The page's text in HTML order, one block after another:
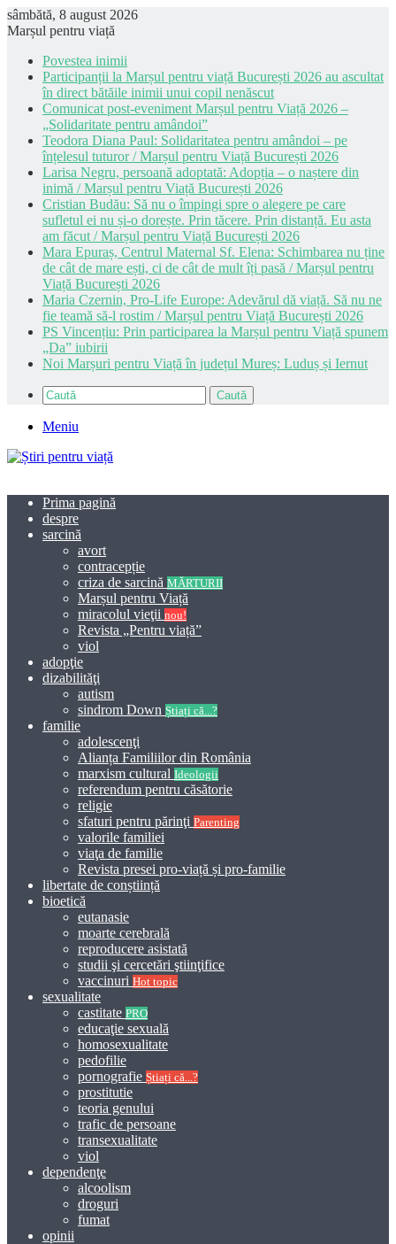
sâmbătă, 8 august 2026
Marșul pentru viață
Povestea inimii
Participanții la Marșul pentru viață București 2026 au ascultat
în direct bătăile inimii unui copil nenăscut
Comunicat post-eveniment Marșul pentru Viață 2026 –
„Solidaritate pentru amândoi”
Teodora Diana Paul: Solidaritatea pentru amândoi – pe
înțelesul tuturor / Marșul pentru Viață București 2026
Larisa Negru, persoană adoptată: Adopția – o naștere din
inimă / Marșul pentru Viață București 2026
Cristian Budău: Să nu o împingi spre o alegere pe care
sufletul ei nu și-o dorește. Prin tăcere. Prin distanță. Eu asta
am făcut / Marșul pentru Viață București 2026
Mara Epuraș, Centrul Maternal Sf. Elena: Schimbarea nu ține
de cât de mare ești, ci de cât de mult îți pasă / Marșul pentru
Viață București 2026
Maria Czernin, Pro-Life Europe: Adevărul dă viață. Să nu ne
fie teamă să-l rostim / Marșul pentru Viață București 2026
PS Vincențiu: Prin participarea la Marșul pentru Viață spunem
„Da” iubirii
Noi Marșuri pentru Viață în județul Mureș: Luduș și Iernut
Caută
Meniu
Prima pagină
despre
sarcină
avort
contracepție
criza de sarcină MĂRTURII
Marșul pentru Viață
miracolul vieţii nou!
Revista „Pentru viață”
viol
adopţie
dizabilităţi
autism
sindrom Down Știați că...?
familie
adolescenţi
Alianța Familiilor din România
marxism cultural Ideologii
referendum pentru căsătorie
religie
sfaturi pentru părinţi Parenting
valorile familiei
viaţa de familie
Revista presei pro-viață și pro-familie
libertate de conștiință
bioetică
eutanasie
moarte cerebrală
reproducere asistată
studii şi cercetări ştiinţifice
vaccinuri Hot topic
sexualitate
castitate PRO
educaţie sexuală
homosexualitate
pedofilie
pornografie Știați că...?
prostitutie
teoria genului
trafic de persoane
transexualitate
viol
dependenţe
alcoolism
droguri
fumat
opinii